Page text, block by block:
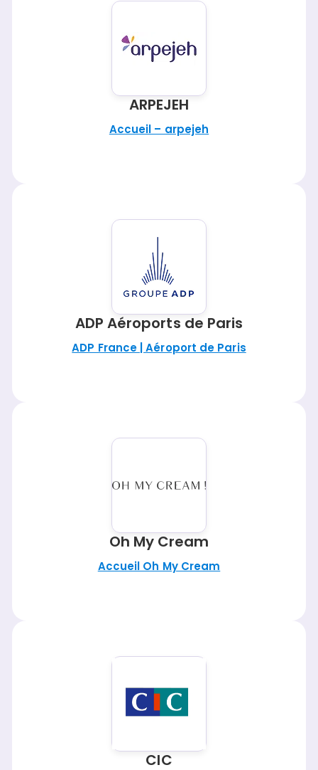
ARPEJEH
Accueil – arpejeh
ADP Aéroports de Paris
ADP France | Aéroport de Paris
Oh My Cream
Accueil Oh My Cream
CIC